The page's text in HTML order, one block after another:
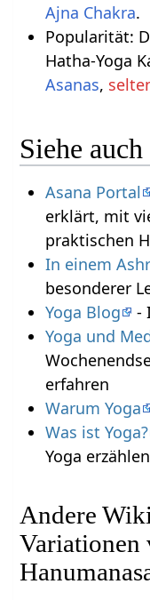
Ajna Chakra.
Popularität:
Hatha-Yoga
Asanas,
Siehe auch
Asana Portal
erklärt, mit
praktischen
In einem
besonderer
Yoga Blog
-
Yoga und
erfahren
Warum Yoga
Was ist Yoga?
Yoga
Andere
Variationen